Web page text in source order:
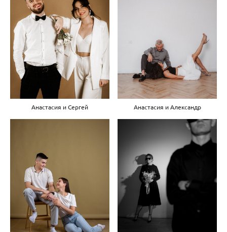
Анастасия и Сергей Анастасия и Александр